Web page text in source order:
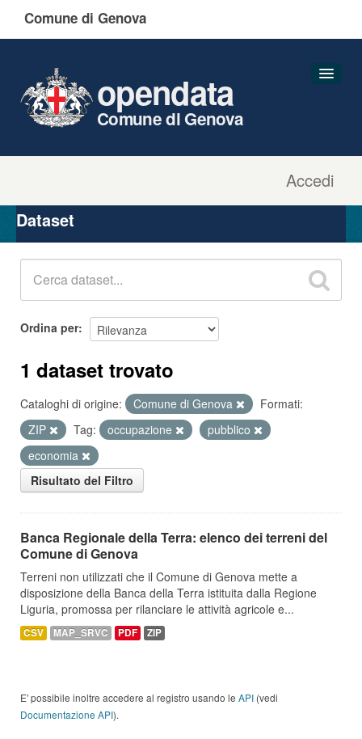
Comune di Genova
Accedi
opendata
Comune di Genova
Organizzazioni
Gruppi
Dataset
Ordina per
1 dataset trovato
Cataloghi di origine: Comune di Genova
Formati:
ZIP
Tag: occupazione
pubblico
economia
Risultato del Filtro
Banca Regionale della Terra: elenco dei terreni del
Comune di Genova
Terreni non utilizzati che il Comune di Genova mette a
disposizione della Banca della Terra istituita dalla Regione
Liguria, promossa per rilanciare le attività agricole e...
CSV MAP_SRVC PDF ZIP
E' possibile inoltre accedere al registro usando le API (vedi
Documentazione API).